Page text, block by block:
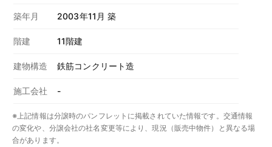
築年月 2003年11月 築
階建 11階建
建物構造 鉄筋コンクリート造
施工会社 -
※上記情報は分譲時のパンフレットに掲載されていた情報です。交通情報
の変化や、分譲会社の社名変更等により、現況（販売中物件）と異なる場
合があります。